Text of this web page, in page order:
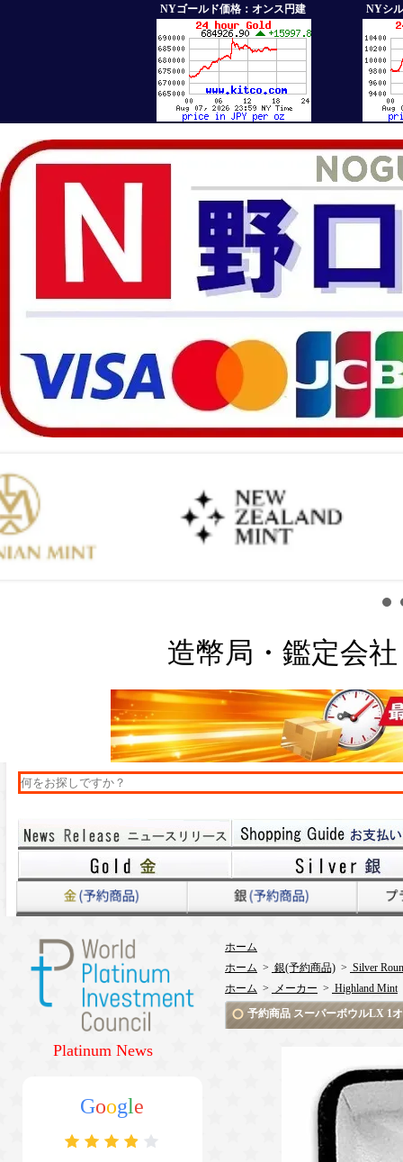
NYゴールド価格：オンス円建 NYシ
造幣局・鑑定会
Platinum News
Google
ホーム
ホーム > 銀(予約商品) > Silver
ホーム > メーカー > Highland Mint
予約商品 スーパーボウルLX 1